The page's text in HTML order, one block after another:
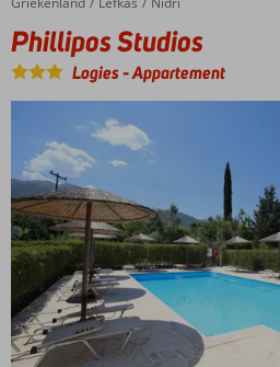
Ontbijt
ook
mogelijk
Phillipos Studios
Logies-Appartement